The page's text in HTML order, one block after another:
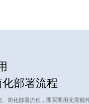
部署流程
简化部署流程，即买即用无需额